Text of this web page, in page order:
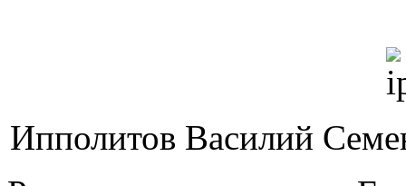
Ипполитов Василий